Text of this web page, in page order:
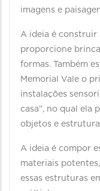
imagens e
A ideia é construir
proporcione
formas. Também
Memorial Vale o
instalações
casa”, no qual ela
objetos e
A ideia é compor
materiais
essas estruturas